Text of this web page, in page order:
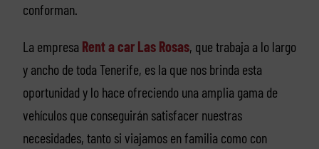
conforman.
La empresa Rent a car Las Rosas, que trabaja a lo largo
y ancho de toda Tenerife, es la que nos brinda esta
oportunidad y lo hace ofreciendo una amplia gama de
vehículos que conseguirán satisfacer nuestras
necesidades, tanto si viajamos en familia como con